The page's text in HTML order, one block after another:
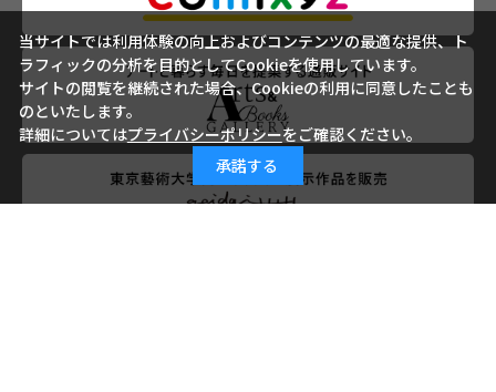
当サイトでは利用体験の向上およびコンテンツの最適な提供、ト
ラフィックの分析を目的としてCookieを使用しています。
サイトの閲覧を継続された場合、Cookieの利用に同意したことも
のといたします。
詳細についてはプライバシーポリシーをご確認ください。
承諾する